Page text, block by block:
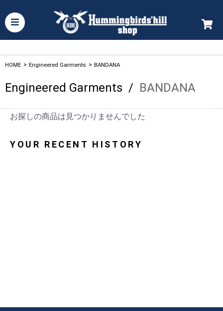
HOME > Engineered Garments > BANDANA
Engineered Garments / BANDANA
お探しの商品は見つかりませんでした
YOUR RECENT HISTORY